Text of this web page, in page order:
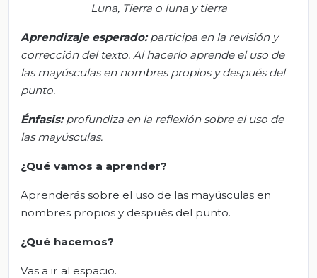
Luna, Tierra o luna y tierra
Aprendizaje esperado:participa en la revisión y
corrección del texto. Al hacerlo aprende el uso de
las mayúsculas en nombres propios y después del
punto.
Énfasis:profundiza en la reflexión sobre el uso de
las mayúsculas.
¿Qué vamos a aprender?
Aprenderás sobre el uso de las mayúsculas en
nombres propios y después del punto.
¿Qué hacemos?
Vas a ir al espacio.